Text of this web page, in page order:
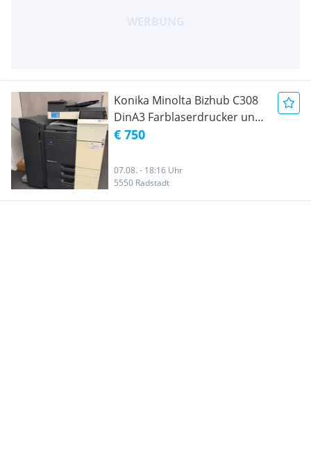
Konika Minolta Bizhub C308
DinA3 Farblaserdrucker und
Scanner
€ 750
07.08. - 18:16 Uhr
5550 Radstadt